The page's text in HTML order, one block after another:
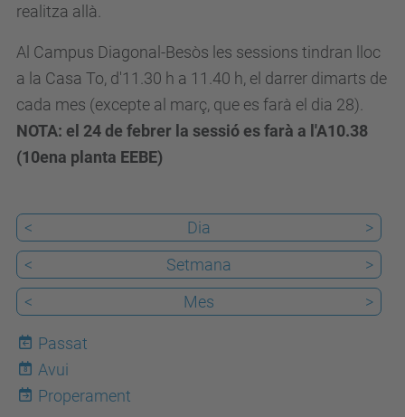
s
a
g
e
n
d
/
p
a
a
-
a
realitza allà.
Al Campus Diagonal-Besòs les sessions tindran lloc
a la Casa To, d'11.30 h a 11.40 h, el darrer dimarts de
cada mes (excepte al març, que es farà el dia 28).
NOTA: el 24 de febrer la sessió es farà a l'A10.38
(10ena planta EEBE)
< Dia
>
<
Setmana
>
<
Mes >
Passat
8
Avui
Properament